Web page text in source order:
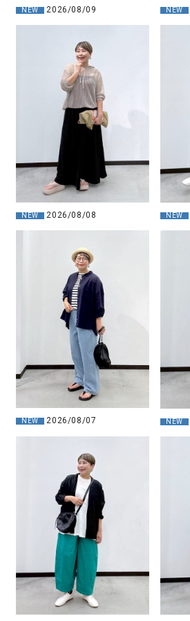
NEW 2026/08/09 NEW
NEW 2026/08/08 NEW
NEW 2026/08/07 NEW